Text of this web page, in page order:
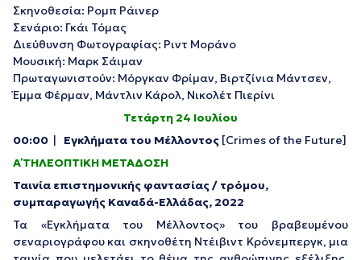
Σκηνοθεσία: Ρομπ Ράινερ
Σενάριο: Γκάι Τόμας
Διεύθυνση Φωτογραφίας: Ριντ Μοράνο
Μουσική: Μαρκ Σάιμαν
Πρωταγωνιστούν: Μόργκαν Φρίμαν, Βιρτζίνια Μάντσεν,
Έμμα Φέρμαν, Μάντλιν Κάρολ, Νικολέτ Πιερίνι
Τετάρτη 24 Ιουλίου
00:00 | Εγκλήματα του Μέλλοντος [Crimes ofthe Future]
Α΄ ΤΗΛΕΟΠΤΙΚΗ ΜΕΤΑΔΟΣΗ
Ταινία επιστημονικής φαντασίας / τρόμου,
συμπαραγωγής Καναδά-Ελλάδας, 2022
Τα «Εγκλήματα του Μέλλοντος» του βραβευμένου
σεναριογράφου και σκηνοθέτη Ντέιβιντ Κρόνεμπεργκ, μια